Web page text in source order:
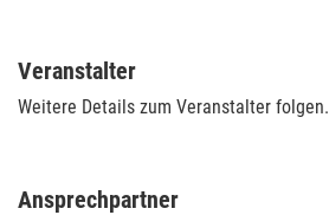
Veranstalter
Weitere Details zum Veranstalter folgen.
Ansprechpartner